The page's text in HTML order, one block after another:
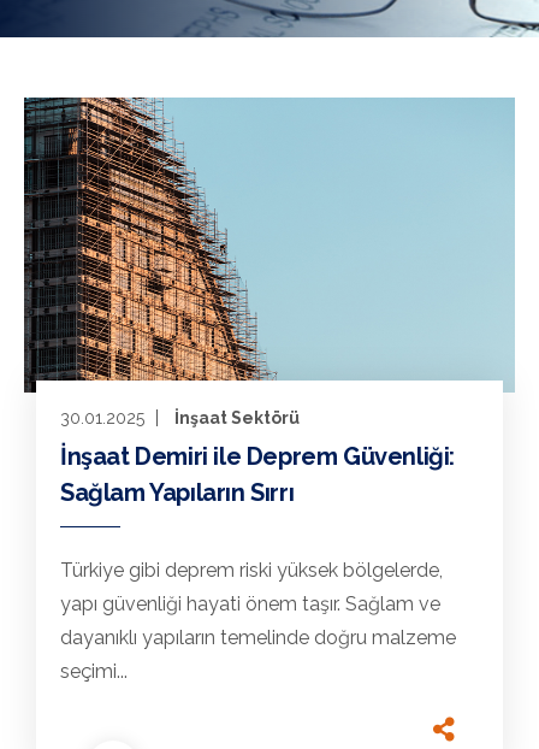
30.01.2025 İnşaat Sektörü
İnşaat Demiri ile Deprem Güvenliği:
Sağlam Yapıların Sırrı
Türkiye gibi deprem riski yüksek bölgelerde,
yapı güvenliği hayati önem taşır. Sağlam ve
dayanıklı yapıların temelinde doğru malzeme
seçimi...